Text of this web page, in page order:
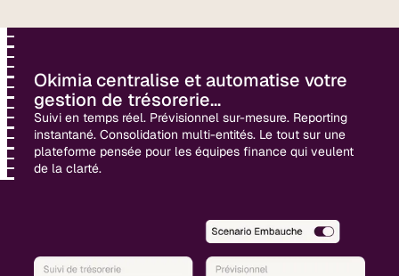
Okimia centralise et automatise votre
gestion de trésorerie...
Suivi en temps réel. Prévisionnel sur-mesure. Reporting
instantané. Consolidation multi-entités. Le tout sur une
plateforme pensée pour les équipes finance qui veulent
de la clarté.